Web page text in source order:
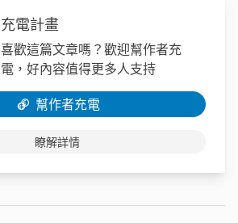
充電計畫
喜歡這篇文章嗎？歡迎幫作者充
電，好內容值得更多人支持
幫作者充電
瞭解詳情